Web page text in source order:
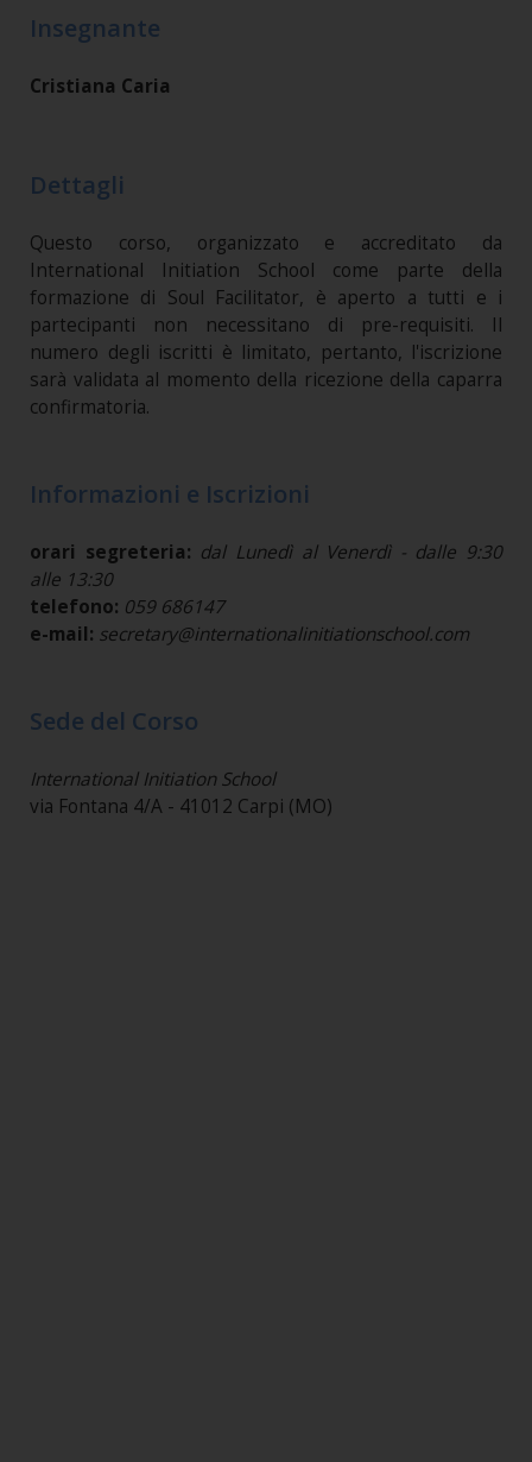
Insegnante
Cristiana Caria
Dettagli
Questo corso, organizzato e accreditato da
International Initiation School come parte della
formazione di Soul Facilitator, è aperto a tutti e i
partecipanti non necessitano di pre-requisiti. Il
numero degli iscritti è limitato, pertanto, l'iscrizione
sarà validata al momento della ricezione della caparra
confirmatoria.
Informazioni e Iscrizioni
orari segreteria: dal Lunedì al Venerdì - dalle 9:30
alle 13:30
telefono: 059 686147
e-mail: secretary@internationalinitiationschool.com
Sede del Corso
International Initiation School
via Fontana 4/A - 41012 Carpi (MO)